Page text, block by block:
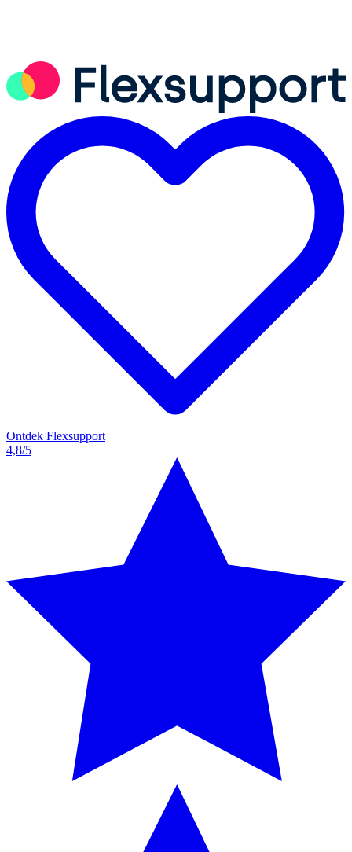
Ontdek Flexsupport